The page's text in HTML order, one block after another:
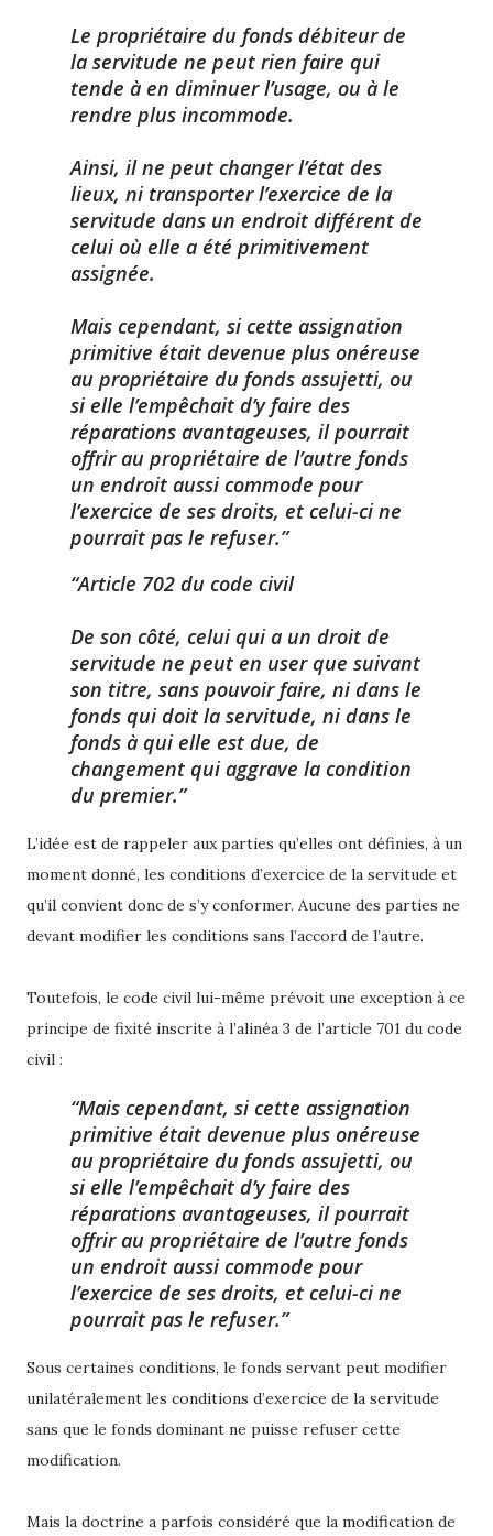
Le propriétaire du fonds débiteur de
la servitude ne peut rien faire qui
tende à en diminuer l’usage, ou à le
rendre plus incommode.
Ainsi, il ne peut changer l’état des
lieux, ni transporter l’exercice de la
servitude dans un endroit différent de
celui où elle a été primitivement
assignée.
Mais cependant, si cette assignation
primitive était devenue plus onéreuse
au propriétaire du fonds assujetti, ou
si elle l’empêchait d’y faire des
réparations avantageuses, il pourrait
offrir au propriétaire de l’autre fonds
un endroit aussi commode pour
l’exercice de ses droits, et celui-ci ne
pourrait pas le refuser.
Article 702 du code civil
De son côté, celui qui a un droit de
servitude ne peut en user que suivant
son titre, sans pouvoir faire, ni dans le
fonds qui doit la servitude, ni dans le
fonds à qui elle est due, de
changement qui aggrave la condition
du premier.
L’idée est de rappeler aux parties qu’elles ont définies, à un
moment donné, les conditions d’exercice de la servitude et
qu’il convient donc de s’y conformer. Aucune des parties ne
devant modifier les conditions sans l’accord de l’autre.
Toutefois, le code civil lui-même prévoit une exception à ce
principe de fixité inscrite à l’alinéa 3 de l’article 701 du code
civil :
Mais cependant, si cette assignation
primitive était devenue plus onéreuse
au propriétaire du fonds assujetti, ou
si elle l’empêchait d’y faire des
réparations avantageuses, il pourrait
offrir au propriétaire de l’autre fonds
un endroit aussi commode pour
l’exercice de ses droits, et celui-ci ne
pourrait pas le refuser.
Sous certaines conditions, le fonds servant peut modifier
unilatéralement les conditions d’exercice de la servitude
sans que le fonds dominant ne puisse refuser cette
modification.
Mais la doctrine a parfois considéré que la modification de